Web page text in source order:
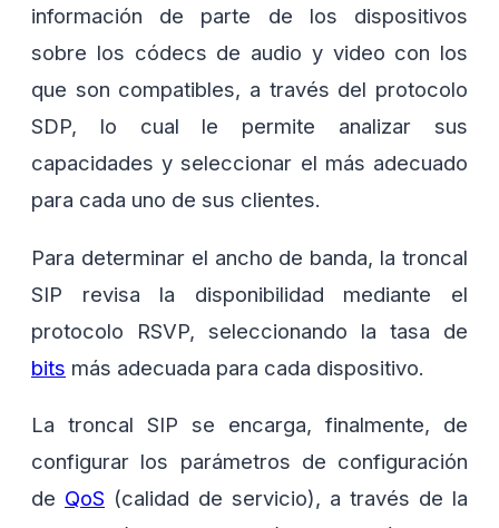
información de parte de los dispositivos
sobre los códecs de audio y video con los
que son compatibles, a través del protocolo
SDP, lo cual le permite analizar sus
capacidades y seleccionar el más adecuado
para cada uno de sus clientes.
Para determinar el ancho de banda, la troncal
SIP revisa la disponibilidad mediante el
protocolo RSVP, seleccionando la tasa de
bits más adecuada para cada dispositivo.
La troncal SIP se encarga, finalmente, de
configurar los parámetros de configuración
de QoS (calidad de servicio), a través de la